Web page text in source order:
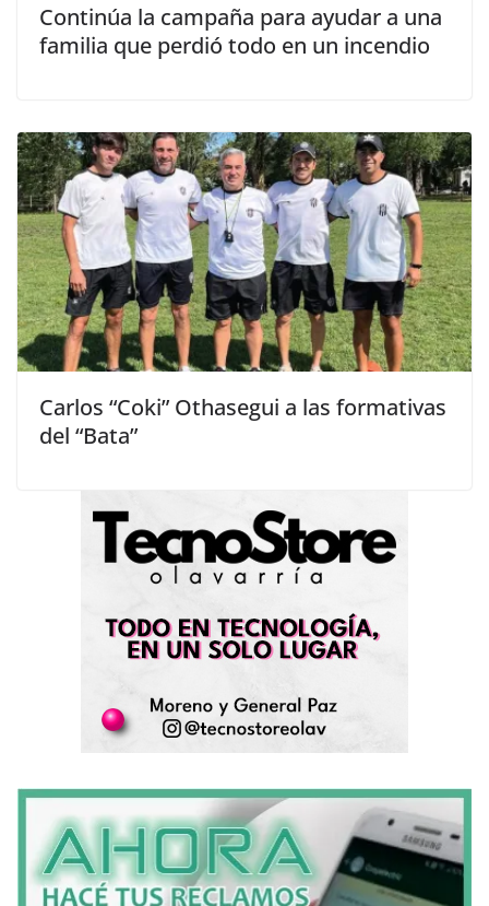
Continúa la campaña para ayudar a una
familia que perdió todo en un incendio
Carlos “Coki” Othasegui a las formativas
del “Bata”